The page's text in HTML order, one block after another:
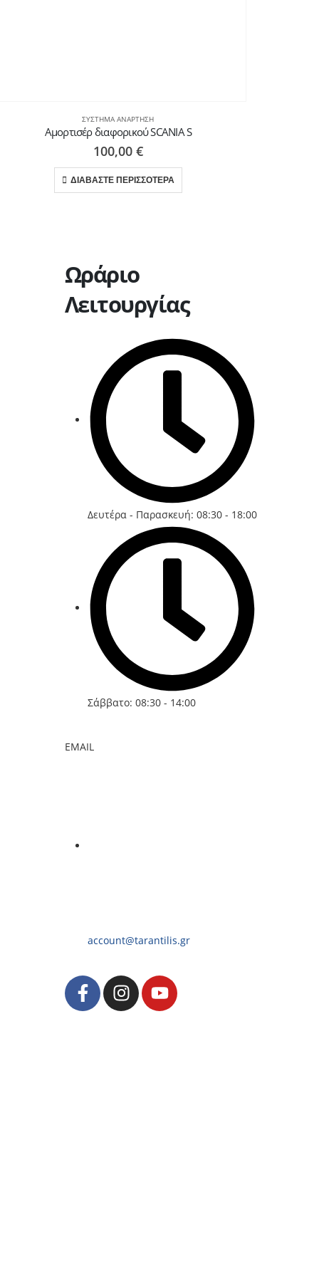
ΣΎΣΤΗΜΑ ΑΝΆΡΤΗΣΗ
Αμορτισέρ διαφορικού SCANIA S
100,00 €
ΔΙΑΒΑΣΤΕ ΠΕΡΙΣΣΟΤΕΡΑ
Ωράριο
Λειτουργίας
Δευτέρα - Παρασκευή: 08:30 - 18:00
Σάββατο: 08:30 - 14:00
EMAIL
account@tarantilis.gr